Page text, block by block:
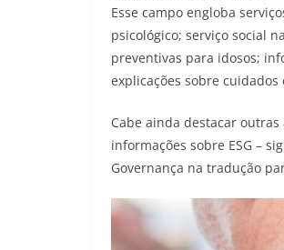
Esse campo engloba
psicológico; serviço social
preventivas para idosos;
explicações sobre
Cabe ainda destacar
informações sobre ESG –
Governança na tradução